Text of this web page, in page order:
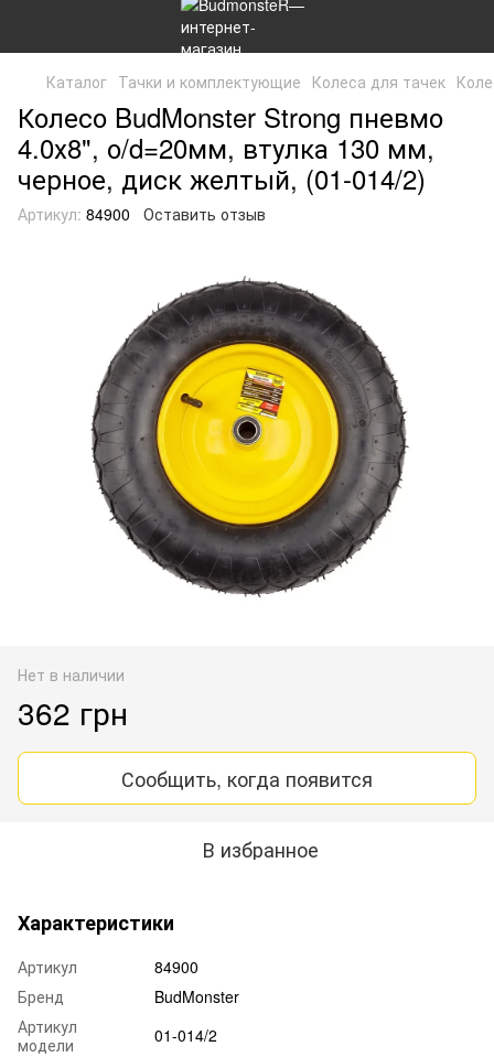
Каталог Тачки и комплектующие Колеса для тачек
Колесо BudMonster Strong пневмо
4.0х8", о/d=20мм, втулка 130 мм,
черное, диск желтый, (01-014/2)
Артикул: 84900 Оставить отзыв
Нет в наличии
362 грн
Сообщить, когда появится
В избранное
Характеристики
Артикул
84900
Бренд
BudMonster
Артикул
модели
01-014/2